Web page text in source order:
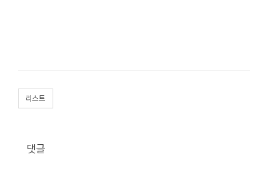
리스트
댓글